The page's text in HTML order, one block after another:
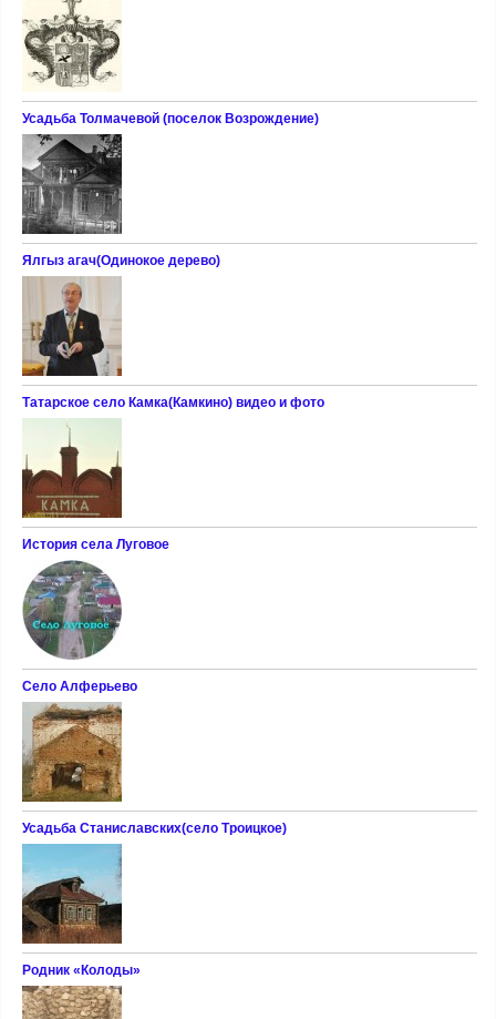
Усадьба Толмачевой (поселок Возрождение)
Ялгыз агач(Одинокое дерево)
Татарское село Камка(Камкино) видео и фото
История села Луговое
Село Алферьево
Усадьба Станиславских(село Троицкое)
Родник «Колоды»